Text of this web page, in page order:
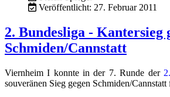
Veröffentlicht: 27. Februar 2011
2. Bundesliga - Kantersieg
Schmiden/Cannstatt
Viernheim I konnte in der 7. Runde der
souveränen Sieg gegen Schmiden/Cannstatt